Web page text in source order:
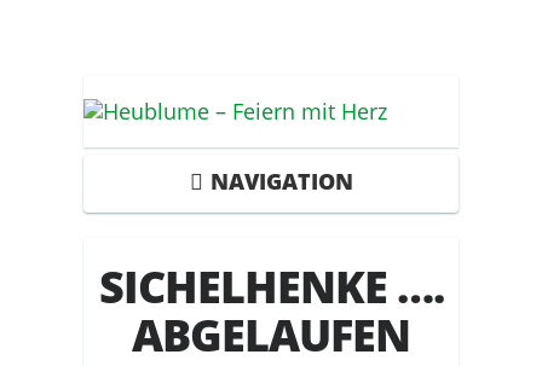
NAVIGATION
SICHELHENKE ….
ABGELAUFEN